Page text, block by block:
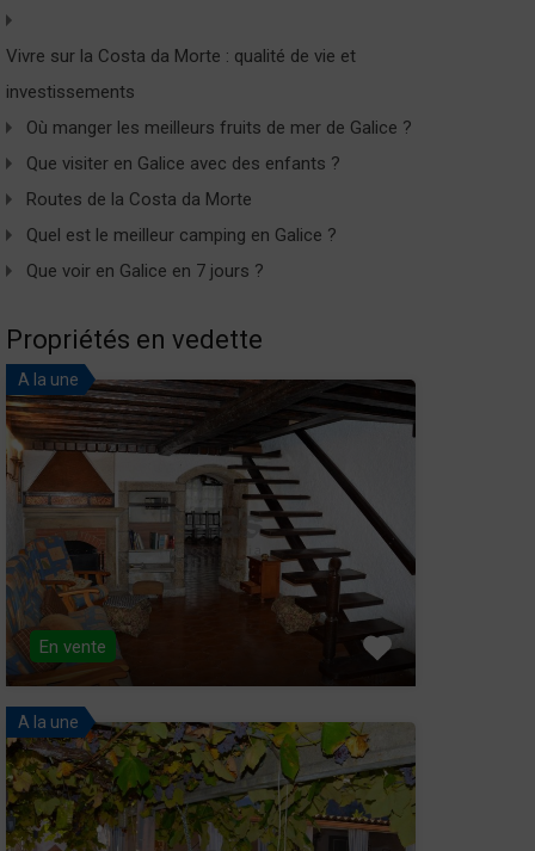
Vivre sur la Costa da Morte : qualité de vie et
investissements
Où manger les meilleurs fruits de mer de Galice ?
Que visiter en Galice avec des enfants ?
Routes de la Costa da Morte
Quel est le meilleur camping en Galice ?
Que voir en Galice en 7 jours ?
Propriétés en vedette
A la une
En vente
A la une